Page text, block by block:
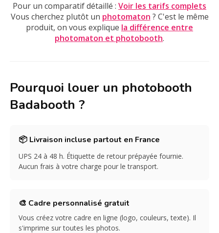
Pour un comparatif détaillé : Voir les tarifs complets
Vous cherchez plutôt un photomaton ? C'est le même
produit, on vous explique la différence entre
photomaton et photobooth.
Pourquoi louer un photobooth
Badabooth ?
📦 Livraison incluse partout en France
UPS 24 à 48 h. Étiquette de retour prépayée fournie.
Aucun frais à votre charge pour le transport.
🎨 Cadre personnalisé gratuit
Vous créez votre cadre en ligne (logo, couleurs, texte). Il
s'imprime sur toutes les photos.